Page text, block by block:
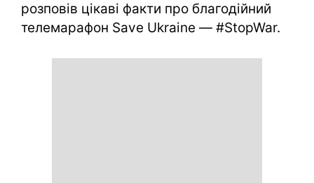
розповів цікаві факти про благодійний
телемарафон Save Ukraine — #StopWar.